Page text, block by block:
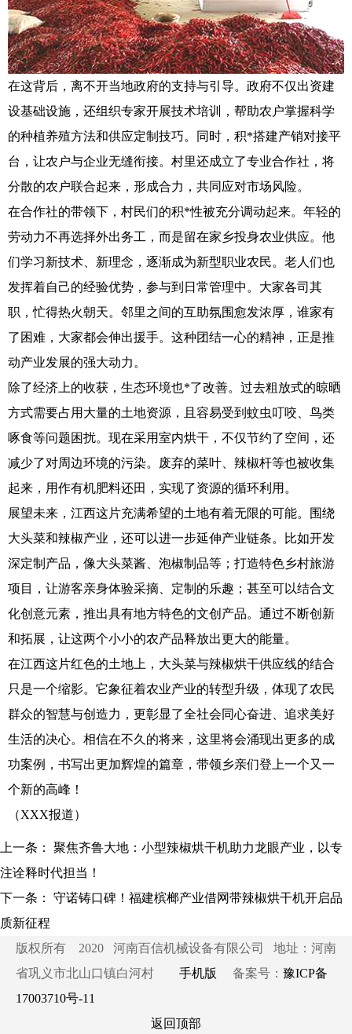
在这背后，离不开当地政府的支持与引导。政府不仅出资建
设基础设施，还组织专家开展技术培训，帮助农户掌握科学
的种植养殖方法和供应定制技巧。同时，积*搭建产销对接平
台，让农户与企业无缝衔接。村里还成立了专业合作社，将
分散的农户联合起来，形成合力，共同应对市场风险。
在合作社的带领下，村民们的积*性被充分调动起来。年轻的
劳动力不再选择外出务工，而是留在家乡投身农业供应。他
们学习新技术、新理念，逐渐成为新型职业农民。老人们也
发挥着自己的经验优势，参与到日常管理中。大家各司其
职，忙得热火朝天。邻里之间的互助氛围愈发浓厚，谁家有
了困难，大家都会伸出援手。这种团结一心的精神，正是推
动产业发展的强大动力。
除了经济上的收获，生态环境也*了改善。过去粗放式的晾晒
方式需要占用大量的土地资源，且容易受到蚊虫叮咬、鸟类
啄食等问题困扰。现在采用室内烘干，不仅节约了空间，还
减少了对周边环境的污染。废弃的菜叶、辣椒杆等也被收集
起来，用作有机肥料还田，实现了资源的循环利用。
展望未来，江西这片充满希望的土地有着无限的可能。围绕
大头菜和辣椒产业，还可以进一步延伸产业链条。比如开发
深定制产品，像大头菜酱、泡椒制品等；打造特色乡村旅游
项目，让游客亲身体验采摘、定制的乐趣；甚至可以结合文
化创意元素，推出具有地方特色的文创产品。通过不断创新
和拓展，让这两个小小的农产品释放出更大的能量。
在江西这片红色的土地上，大头菜与辣椒烘干供应线的结合
只是一个缩影。它象征着农业产业的转型升级，体现了农民
群众的智慧与创造力，更彰显了全社会同心奋进、追求美好
生活的决心。相信在不久的将来，这里将会涌现出更多的成
功案例，书写出更加辉煌的篇章，带领乡亲们登上一个又一
个新的高峰！
（XXX报道）
上一条： 聚焦齐鲁大地：小型辣椒烘干机助力龙眼产业，以专
注诠释时代担当！
下一条： 守诺铸口碑！福建槟榔产业借网带辣椒烘干机开启品
质新征程
版权所有 2020 河南百信机械设备有限公司 地址：河南
省巩义市北山口镇白河村 手机版 备案号： 豫ICP备
17003710号-11
返回顶部